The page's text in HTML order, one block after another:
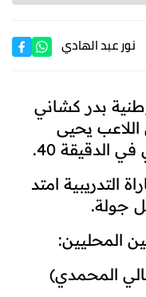
نور عبد الهادي
بدر كشاني
اللاعب يحيى
الدقيقة 40
.
التدريبية امتد
.
المحليين:
المحمدي)